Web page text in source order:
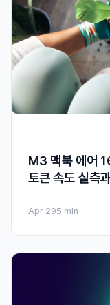
M3 맥북 에어
토큰 속도 실
Apr 295 min